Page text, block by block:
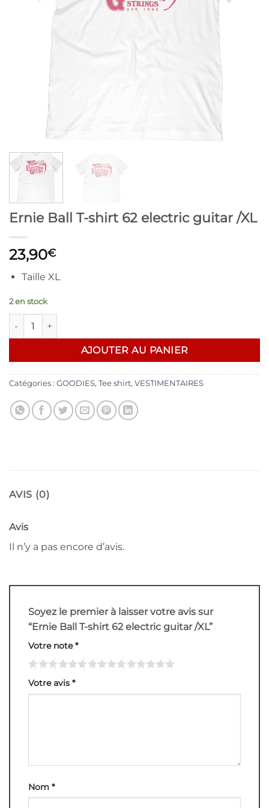
Ernie Ball T-shirt 62 electric guitar /XL
23,90€
Taille XL
2 en stock
quantité de Ernie Ball T-shirt 62 electric guitar /XL
AJOUTER AU PANIER
Catégories : GOODIES, Tee shirt, VESTIMENTAIRES
AVIS (0)
Avis
Il n’y a pas encore d’avis.
Soyez le premier à laisser votre avis sur
“Ernie Ball T-shirt 62 electric guitar /XL”
Votre note*
Votre avis *
Nom *